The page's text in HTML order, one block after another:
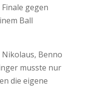
gegen
Ball
Benno
musste nur
die eigene